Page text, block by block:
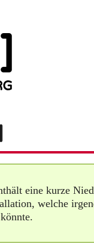
eine kurze
welche